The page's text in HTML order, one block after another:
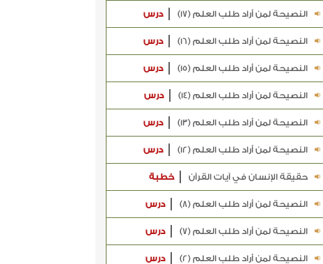
النصيحة لمن أراد طلب العلم (17) درس
النصيحة لمن أراد طلب العلم (16) درس
النصيحة لمن أراد طلب العلم (15) درس
النصيحة لمن أراد طلب العلم (14) درس
النصيحة لمن أراد طلب العلم (13) درس
النصيحة لمن أراد طلب العلم (12) درس
حقيقة الإنسان في آيات القرآن خطبة
النصيحة لمن أراد طلب العلم (8) درس
النصيحة لمن أراد طلب العلم (7) درس
النصيحة لمن أراد طلب العلم (2) درس